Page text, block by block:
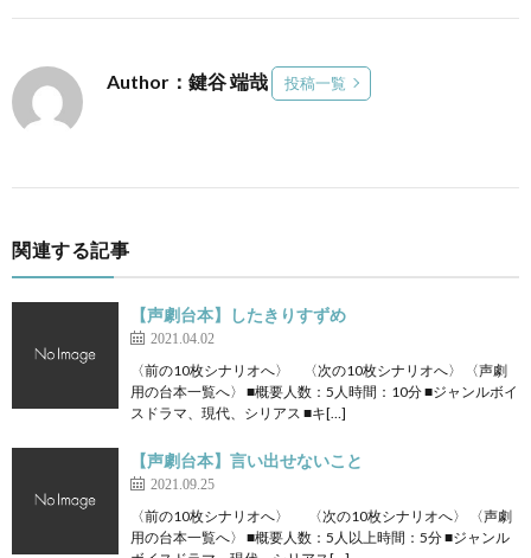
Author：鍵谷 端哉 投稿一覧
関連する記事
【声劇台本】したきりすずめ
2021.04.02
〈前の10枚シナリオへ〉 〈次の10枚シナリオへ〉 〈声劇
用の台本一覧へ〉 ■概要人数：5人時間：10分 ■ジャンルボイ
スドラマ、現代、シリアス ■キ[…]
【声劇台本】言い出せないこと
2021.09.25
〈前の10枚シナリオへ〉 〈次の10枚シナリオへ〉 〈声劇
用の台本一覧へ〉 ■概要人数：5人以上時間：5分 ■ジャンル